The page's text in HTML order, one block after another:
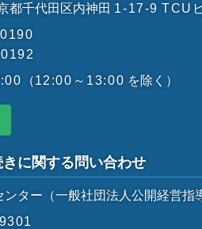
都千代田区内神田 1-17-9 TCU
（12:00～13:00 を除く）
に関する問い合わせ
ンター （一般社団法人公開経営指